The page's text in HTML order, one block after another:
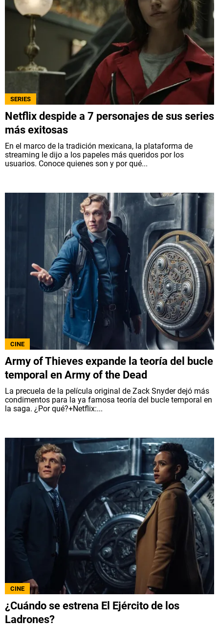
SERIES
Netflix despide a 7 personajes de sus series
más exitosas
En el marco de la tradición mexicana, la plataforma de
streaming le dijo a los papeles más queridos por los
usuarios. Conoce quienes son y por qué...
CINE
Army of Thieves expande la teoría del bucle
temporal en Army of the Dead
La precuela de la película original de Zack Snyder dejó más
condimentos para la ya famosa teoría del bucle temporal en
la saga. ¿Por qué?+Netflix:...
CINE
¿Cuándo se estrena El Ejército de los
Ladrones?